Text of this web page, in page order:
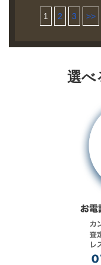
ールと呼ばれ
る当時と同じ
ハイドを使用
した30’sスタイ
革を使った贅
ツ MS16111
買取実績
した。 ブラン
1 2 3 >>
選べ